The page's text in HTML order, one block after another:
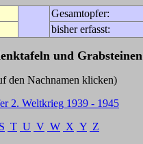
Gesamtopfer:
bisher erfasst:
und Grabsteinen
klicken)
2. Weltkrieg 1939 - 1945
S T U V W X Y Z